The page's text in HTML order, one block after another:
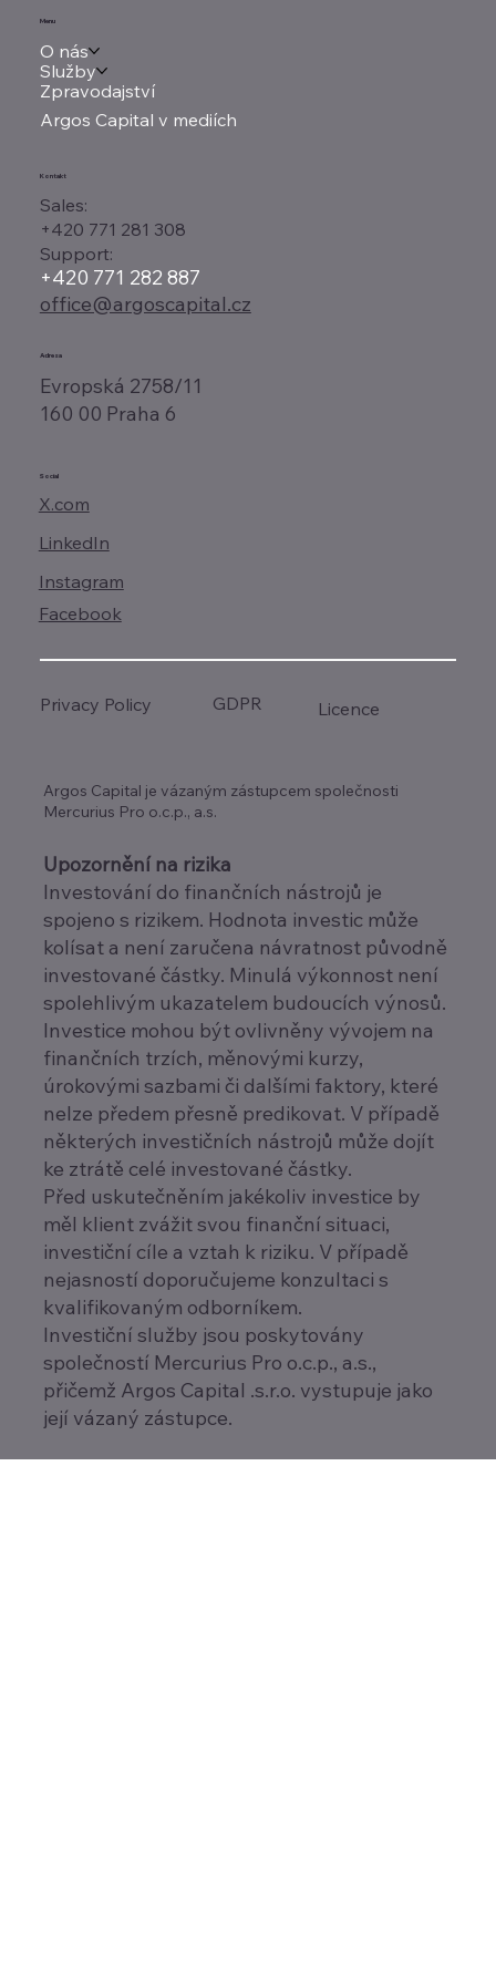
Menu
O nás
Služby
Zpravodajství
Argos Capital v mediích
Adresa
Evropská 2758/11
160 00 Praha 6
Kontakt
Sales:
+420 771 281 308
Support:
+420 771 282 887
office@argoscapital.cz
Social
X.com
LinkedIn
Instagram
Facebook
Argos Capital je vázaným zástupcem společnosti
Mercurius Pro o.c.p., a.s.
Upozornění na rizika
Investování do finančních nástrojů je
spojeno s rizikem. Hodnota investic může
kolísat a není zaručena návratnost původně
investované částky. Minulá výkonnost není
spolehlivým ukazatelem budoucích výnosů.
Investice mohou být ovlivněny vývojem na
finančních trzích, měnovými kurzy,
úrokovými sazbami či dalšími faktory, které
nelze předem přesně predikovat. V případě
některých investičních nástrojů může dojít
ke ztrátě celé investované částky.
Před uskutečněním jakékoliv investice by
měl klient zvážit svou finanční situaci,
investiční cíle a vztah k riziku. V případě
nejasností doporučujeme konzultaci s
kvalifikovaným odborníkem.
Investiční služby jsou poskytovány
společností Mercurius Pro o.c.p., a.s.,
přičemž Argos Capital .s.r.o. vystupuje jako
její vázaný zástupce.
Privacy Policy GDPR Licence